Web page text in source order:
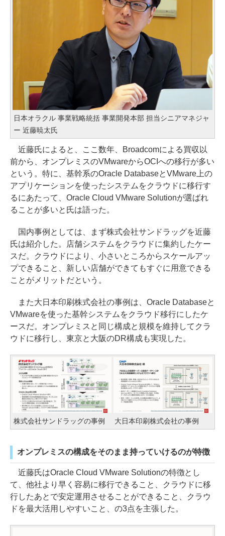
日本オラクル 事業戦略統括 事業開発本部 担当シニアマネジャ
ー 近藤暁太氏
近藤氏によると、ここ数年、Broadcomによる買収以
前から、オンプレミスのVMwareからOCIへの移行が多い
という。特に、基幹系のOracle DatabaseとVMware上の
アプリケーションを使ったシステムをクラウドに移行す
るにあたって、Oracle Cloud VMware Solutionが選ばれ
ることが多いと氏は語った。
国内事例としては、まず株式会社サンドラッグを近藤
氏は紹介した。店舗システムをクラウドに集約したケー
スだ。クラウドにより、小さいところからスケールアッ
プできること、新しい店舗ができてもすぐに用意できる
ことがメリットだという。
また大日本印刷株式会社の事例は、Oracle Databaseと
VMwareを使った基幹システムをクラウド移行にしたケ
ースだ。オンプレミスと同じ構成と規模を維持してクラ
ウドに移行し、東京と大阪のDR構成も実現した。
株式会社サンドラッグの事例 大日本印刷株式会社の事例
オンプレミスの構成をそのまま持っていけるのが特徴
近藤氏はOracle Cloud VMware Solutionの特徴とし
て、他社より早く容易に移行できること、クラウドに移
行したあとで安定運用させることができること、クラウ
ドを最大活用しやすいこと、の3点を主張した。